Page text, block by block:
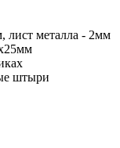
лист металла - 2мм
штыри